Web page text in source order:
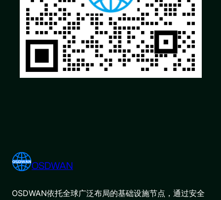
OSDWAN
OSDWAN依托全球广泛布局的基础设施节点，通过安全